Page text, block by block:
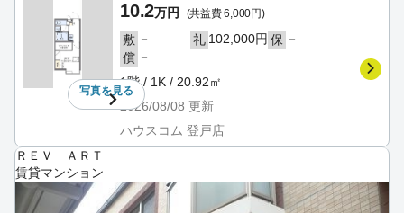
写真を見る
10.2万円 (共益費 6,000円)
敷 － 礼 102,000円 保 －
償 －
1階 / 1K / 20.92㎡
2026/08/08 更新
ハウスコム 登戸店
ＲＥＶ ＡＲＴ
賃貸マンション